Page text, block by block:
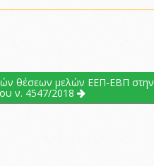
θέσεων μελών ΕΕΠ-ΕΒΠ στην
ν. 4547/2018